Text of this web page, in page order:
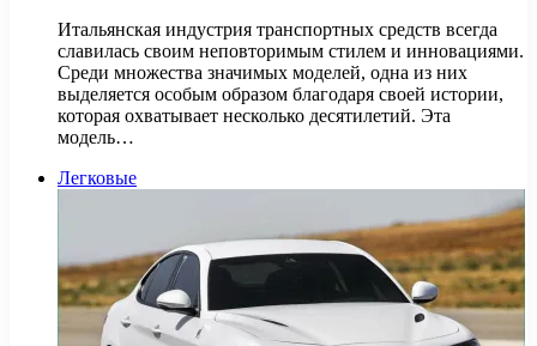
Итальянская индустрия транспортных средств всегда
славилась своим неповторимым стилем и инновациями.
Среди множества значимых моделей, одна из них
выделяется особым образом благодаря своей истории,
которая охватывает несколько десятилетий. Эта
модель…
Легковые